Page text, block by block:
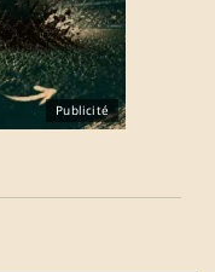
Publicité